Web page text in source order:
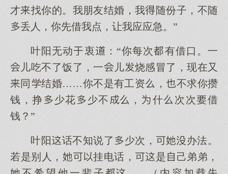
才找你的。我朋友结婚，我随份子，不随
丢人，你先借我点，让我应应急。”
叶阳无动衷：“你每次有借口。一
儿吃不了饭了，一儿烧感冒了，现在又
同结婚……你不是有工资，不求你攒
钱，挣少花少不，什次次借
钱？”
叶阳话不知说了少次，办法。
若是别人，挂电话，是己弟弟，